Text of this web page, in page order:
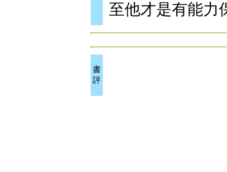
至他才是有能力
書
評